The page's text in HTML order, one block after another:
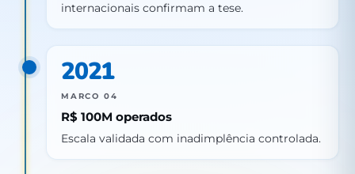
internacionais confirmam a tese.
2021
MARCO 04
R$ 100M operados
Escala validada com inadimplência controlada.